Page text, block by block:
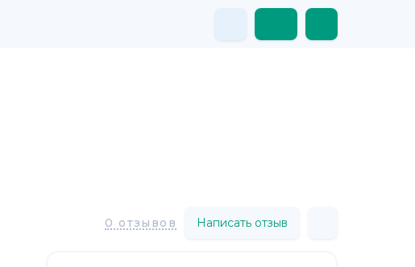
0 отзывов Написать отзыв